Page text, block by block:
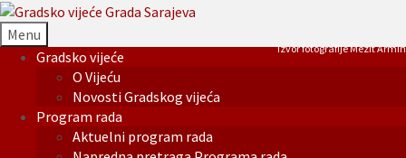
Menu
Gradsko vijeće
O Vijeću
Novosti Gradskog vijeća
Program rada
Aktuelni program rada
Izvor fotografije Mezit Armin